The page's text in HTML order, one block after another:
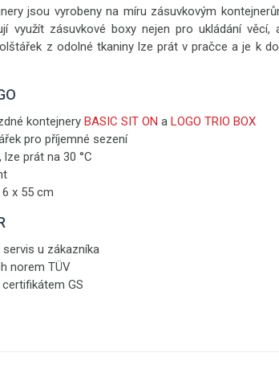
jsou vyrobeny na míru zásuvkovým
využít zásuvkové boxy nejen pro ukládání
z odolné tkaniny lze prát v pračce a je k
kontejnery BASIC SIT ON a LOGO TRIO BOX
pro příjemné sezení
prát na 30 °C
x 55 cm
u zákazníka
norem TÜV
GS